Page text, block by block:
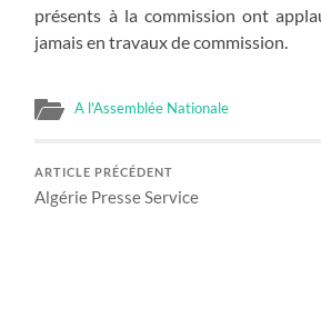
présents à la commission ont
jamais en travaux de commission.
A l'Assemblée Nationale
ARTICLE PRÉCÉDENT
Algérie Presse Service